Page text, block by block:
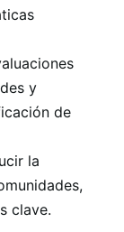
y
de
la
clave.